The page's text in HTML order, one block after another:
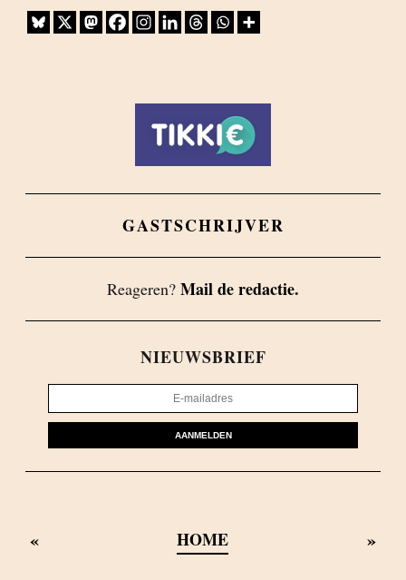
GASTSCHRIJVER
Reageren? Mail de redactie.
NIEUWSBRIEF
AANMELDEN
« HOME »